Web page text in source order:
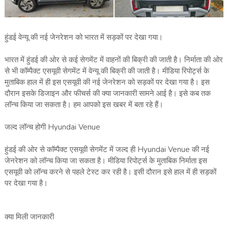
हुंडई वेन्‍यू की नई जेनरेशन को भारत में सड़कों पर देखा गया।
भारत में हुंडई की ओर से कई सेगमेंट में वाहनों की बिक्री की जाती है। निर्माता की ओर
से भी कॉम्‍पैक्‍ट एसयूवी सेगमेंट में वेन्‍यू की बिक्री की जाती है। मीडिया रिपोर्ट्स के
मुताबिक हाल में ही इस एसयूवी की नई जेनरेशन को सड़कों पर देखा गया है। इस
दौरान इसके डिजाइन और फीचर्स की क्‍या जानकारी सामने आई है। इसे कब तक
लॉन्‍च किया जा सकता है। हम आपको इस खबर में बता रहे हैं।
जल्‍द लॉन्‍च होगी Hyundai Venue
हुंडई की ओर से कॉम्‍पैक्‍ट एसयूवी सेगमेंट में जल्‍द ही Hyundai Venue की नई
जेनरेशन को लॉन्‍च किया जा सकता है। मीडिया रिपोर्ट्स के मुताबिक निर्माता इस
एसयूवी को लॉन्‍च करने से पहले टेस्‍ट कर रही है। इसी दौरान इसे हाल में ही सड़कों
पर देखा गया है।
क्‍या मिली जानकारी